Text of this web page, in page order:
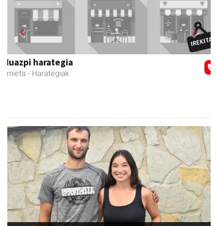
Urnietako AEK euskaltegia
Urnieta - Euskaltegiak
Previous Next
"Auzotarrek oso ondo erantzuten dute, beti daude
laguntzeko prest"